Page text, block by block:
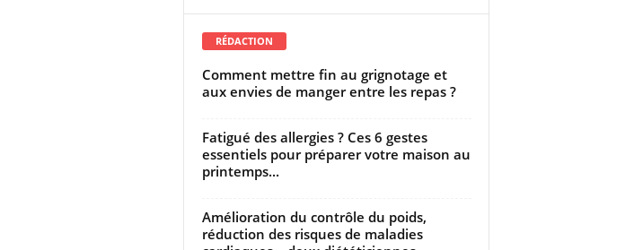
RÉDACTION
Comment mettre fin au grignotage et
aux envies de manger entre les repas ?
Fatigué des allergies ? Ces 6 gestes
essentiels pour préparer votre maison au
printemps...
Amélioration du contrôle du poids,
réduction des risques de maladies